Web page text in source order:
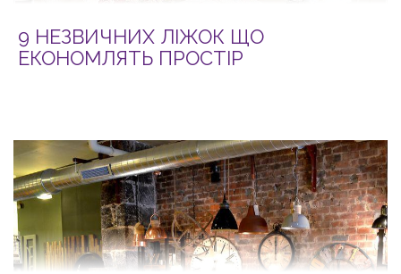
9 НЕЗВИЧНИХ ЛІЖОК ЩО
ЕКОНОМЛЯТЬ ПРОСТІР